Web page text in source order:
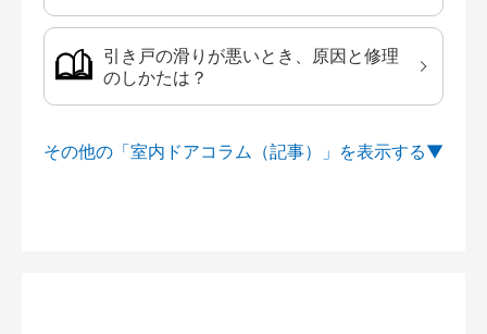
引き戸の滑りが悪いとき、原因と修理
のしかたは？
その他の「室内ドアコラム（記事）」を